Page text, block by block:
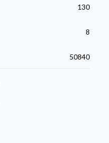
130
8
50840